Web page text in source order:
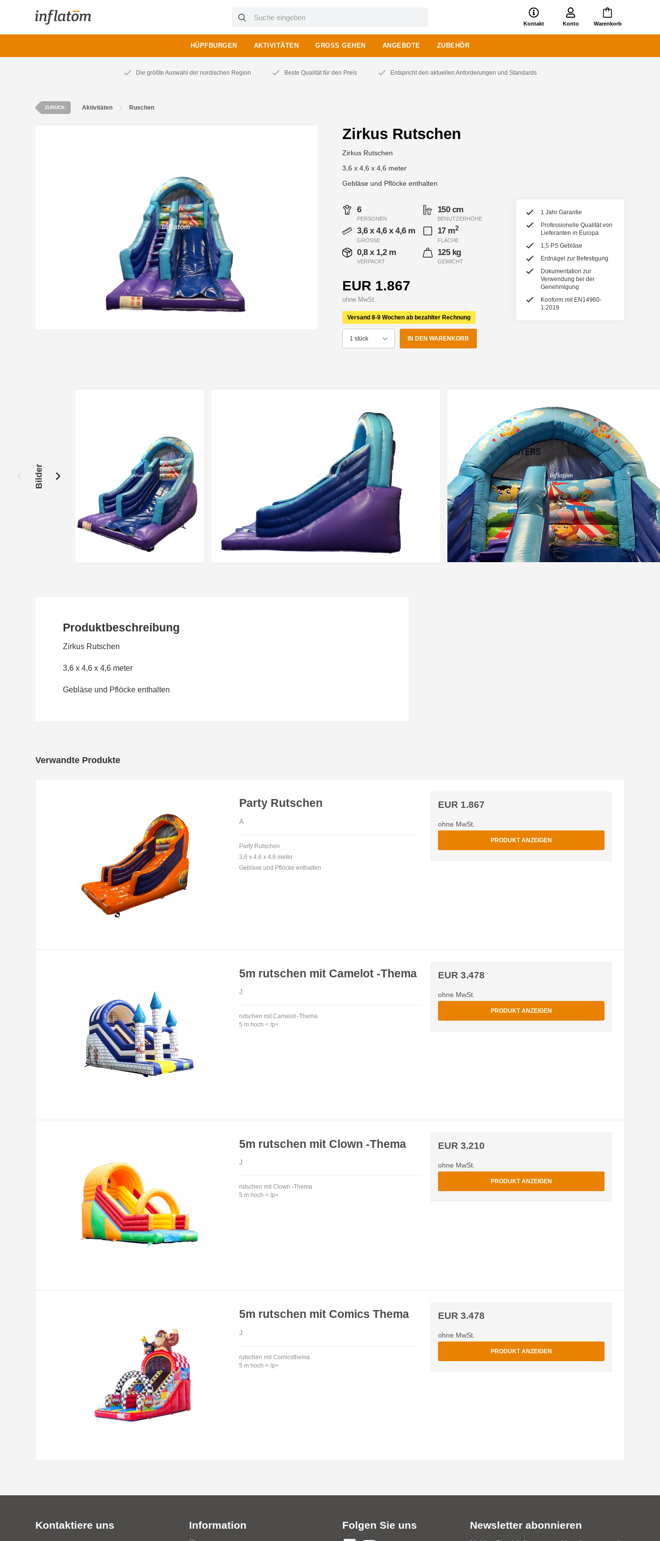
Kontakt Konto Warenkorb
HÜPFBURGEN AKTIVITÄTEN GROSS GEHEN ANGEBOTE ZUBEHÖR
Die größte Auswahl der nordischen Region Beste Qualität für den Preis Entspricht den aktuellen Anforderungen und Standards
ZURÜCK Aktivitäten Ruschen
Zirkus Rutschen
Zirkus Rutschen
3,6 x 4,6 x 4,6 meter
Gebläse und Pflöcke enthalten
6
PERSONEN
150 cm
BENUTZERHÖHE
3,6 x 4,6 x 4,6 m
GRÖSSE
17 m2
FLÄCHE
0,8 x 1,2 m
VERPACKT
125 kg
GEWICHT
EUR 1.867
ohne MwSt.
Versand 8-9 Wochen ab bezahlter Rechnung
IN DEN WARENKORB
1 Jahr Garantie
Professionelle Qualität von
Lieferanten in Europa
1,5 PS Gebläse
Erdnägel zur Befestigung
Dokumentation zur
Verwendung bei der
Genehmigung
Konform mit EN14960-
1:2019
Bilder
Produktbeschreibung
Zirkus Rutschen
3,6 x 4,6 x 4,6 meter
Gebläse und Pflöcke enthalten
Verwandte Produkte
Party Rutschen
A
Party Rutschen
3,6 x 4,6 x 4,6 meter
Gebläse und Pflöcke enthalten
EUR 1.867
ohne MwSt.
PRODUKT ANZEIGEN
5m rutschen mit Camelot -Thema
J
rutschen mit Camelot -Thema
5 m hoch < /p>
EUR 3.478
ohne MwSt.
PRODUKT ANZEIGEN
5m rutschen mit Clown -Thema
J
rutschen mit Clown -Thema
5 m hoch < /p>
EUR 3.210
ohne MwSt.
PRODUKT ANZEIGEN
5m rutschen mit Comics Thema
J
rutschen mit Comicsthema
5 m hoch < /p>
EUR 3.478
ohne MwSt.
PRODUKT ANZEIGEN
Kontaktiere uns Information Folgen Sie uns Newsletter abonnieren